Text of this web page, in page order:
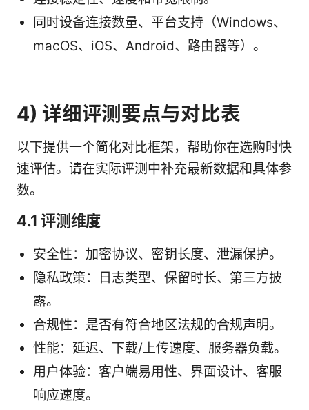
同时设备连接数量、平台支持（Windows、
macOS、iOS、Android、路由器等）。
4) 详细评测要点与对比表
以下提供一个简化对比框架，帮助你在选购时快
速评估。请在实际评测中补充最新数据和具体参
数。
4.1 评测维度
安全性：加密协议、密钥长度、泄漏保护。
隐私政策：日志类型、保留时长、第三方披
露。
合规性：是否有符合地区法规的合规声明。
性能：延迟、下载/上传速度、服务器负载。
用户体验：客户端易用性、界面设计、客服
响应速度。